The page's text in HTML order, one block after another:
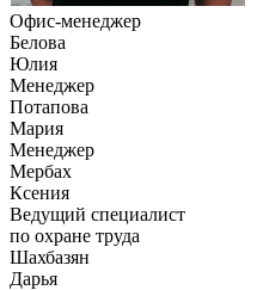
Офис-менеджер
Белова
Юлия
Менеджер
Потапова
Мария
Менеджер
Мербах
Ксения
Ведущий специалист
по охране труда
Шахбазян
Дарья